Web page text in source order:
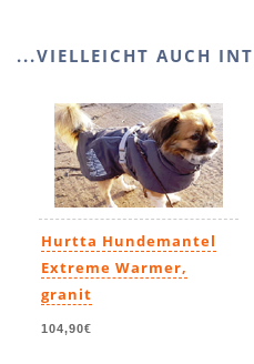
...VIELLEICHT AUCH
Hurtta Hundemantel
Extreme Warmer,
granit
104,90€